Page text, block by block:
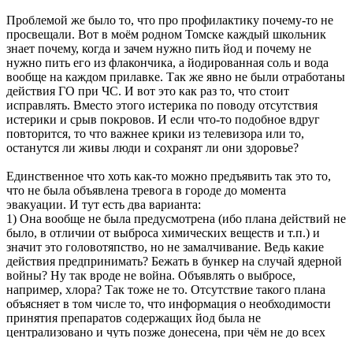
Проблемой же было то, что про профилактику почему-то не
просвещали. Вот в моём родном Томске каждый школьник
знает почему, когда и зачем нужно пить йод и почему не
нужно пить его из флакончика, а йодированная соль и вода
вообще на каждом прилавке. Так же явно не были отработаны
действия ГО при ЧС. И вот это как раз то, что стоит
исправлять. Вместо этого истерика по поводу отсутствия
истерики и срыв покровов. И если что-то подобное вдруг
повторится, то что важнее крики из телевизора или то,
останутся ли живы люди и сохранят ли они здоровье?
Единственное что хоть как-то можно предъявить так это то,
что не была объявлена тревога в городе до момента
эвакуации. И тут есть два варианта:
1) Она вообще не была предусмотрена (ибо плана действий не
было, в отличии от выброса химических веществ и т.п.) и
значит это головотяпство, но не замалчивание. Ведь какие
действия предпринимать? Бежать в бункер на случай ядерной
войны? Ну так вроде не война. Объявлять о выбросе,
например, хлора? Так тоже не то. Отсутствие такого плана
объясняет в том числе то, что информация о необходимости
принятия препаратов содержащих йод была не
централизовано и чуть позже донесена, при чём не до всех